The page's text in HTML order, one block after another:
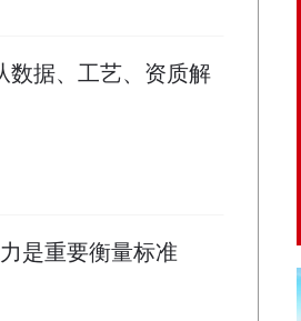
数据、工艺、资质解
是重要衡量标准